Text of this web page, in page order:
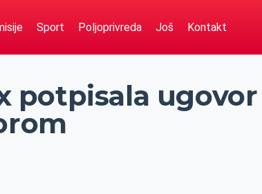
Sport Poljoprivreda Još Kontakt
potpisala ugovor